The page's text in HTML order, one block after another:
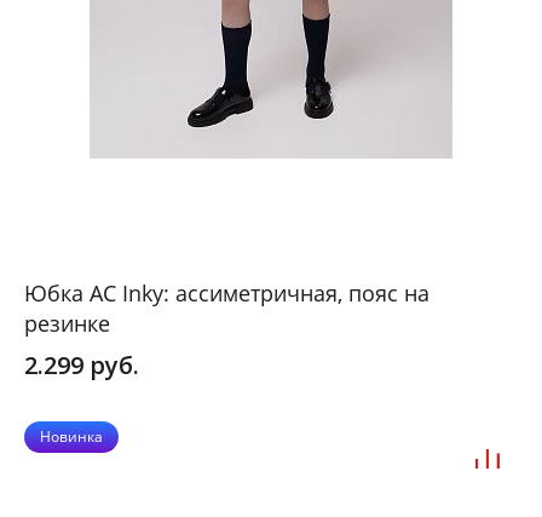
Юбка АС Inky: ассиметричная, пояс на
резинке
2.299 руб.
Новинка